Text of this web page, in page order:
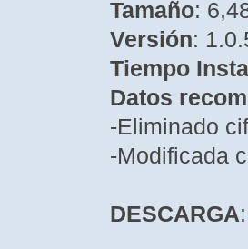
Tamaño:
Versión:
Tiempo
Datos
-Eliminado
-Modificada
DESCARGA: